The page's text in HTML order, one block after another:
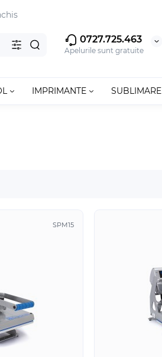
0727.725.463
Apelurile sunt gratuite
IMPRIMANTE SUBLIMARE
SPM15